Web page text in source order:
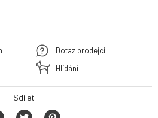
Dotaz prodejci
Hlídání
Sdílet